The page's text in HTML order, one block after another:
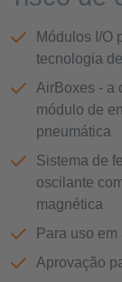
Módulos I/O
tecnologia
AirBoxes - a
módulo de
pneumática
Sistema de
oscilante
magnética
Para uso
Aprovação